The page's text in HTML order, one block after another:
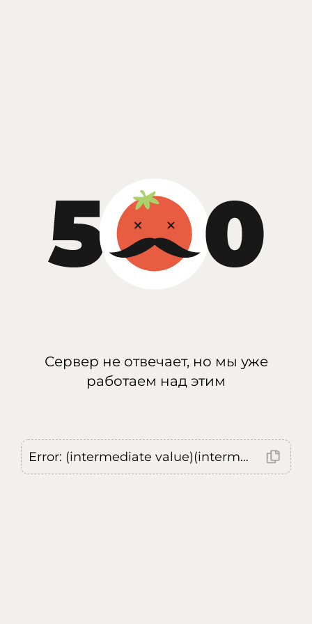
Сервер не отвечает, но мы уже
работаем над этим
Error: (intermediate value)(intermediate value)(intermediate value).replaceAll is not a function